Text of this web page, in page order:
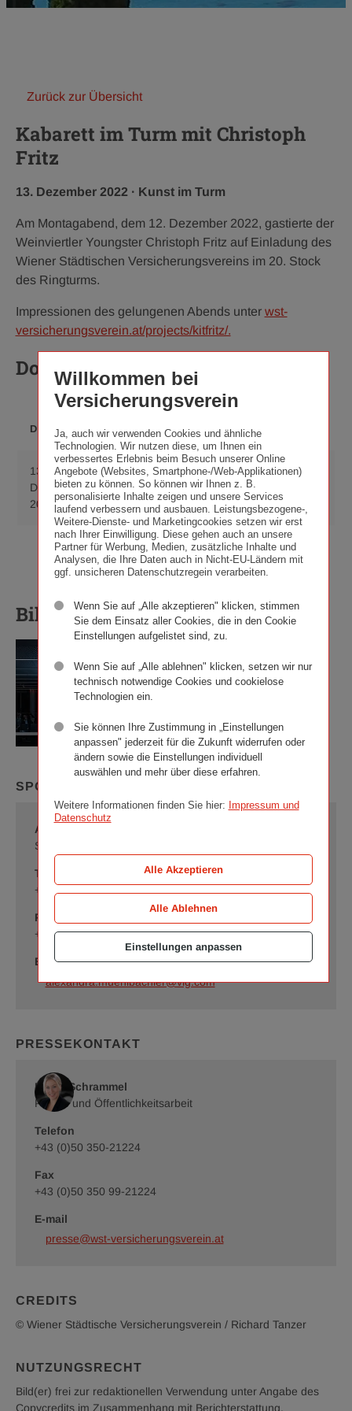
Zurück zur Übersicht
Kabarett im Turm mit Christoph
Fritz
Veröffentlichungsdatum:
13. Dezember 2022 · Kategorie:
Kunst im Turm
Am Montagabend, dem 12. Dezember 2022, gastierte der
Weinviertler Youngster Christoph Fritz auf Einladung des
Wiener Städtischen Versicherungsvereins im 20. Stock
des Ringturms.
Impressionen des gelungenen Abends unter wst-
versicherungsverein.at/projects/kitfritz/.
Downloads
DATUM BESCHREIBUNG
FORMAT
13.
Dezember
2022
Kabarett im Turm
mit Christoph Fritz
PDF
(143 KB)
im
mit
Bildergalerie
ZIP
(707 KB)
Download
Bildergalerie
v.l.
Kanta
(Vorstandsdirektorin
Städtische
Versicherungsverein)
Kabarettist
Wiener
Versicherungsverein
Richard
SPONSORING
Alexandra Mühlbachler
Sponsoring
Telefon
+43 (0)50 390-21118
Fax
+43 (0)50 390 99-21118
E-mail
alexandra.muehlbachler@vig.com
PRESSEKONTAKT
Romy Schrammel
Presse und Öffentlichkeitsarbeit
Telefon
+43 (0)50 350-21224
Fax
+43 (0)50 350 99-21224
E-mail
presse@wst-versicherungsverein.at
CREDITS
© Wiener Städtische Versicherungsverein / Richard Tanzer
NUTZUNGSRECHT
Bild(er) frei zur redaktionellen Verwendung unter Angabe des
Copycredits im Zusammenhang mit Berichterstattung.
Willkommen bei
Versicherungsverein
Ja, auch wir verwenden Cookies und ähnliche
Technologien. Wir nutzen diese, um Ihnen ein
verbessertes Erlebnis beim Besuch unserer Online
Angebote (Websites, Smartphone-/Web-Applikationen)
bieten zu können. So können wir Ihnen z. B.
personalisierte Inhalte zeigen und unsere Services
laufend verbessern und ausbauen. Leistungsbezogene-,
Weitere-Dienste- und Marketingcookies setzen wir erst
nach Ihrer Einwilligung. Diese gehen auch an unsere
Partner für Werbung, Medien, zusätzliche Inhalte und
Analysen, die Ihre Daten auch in Nicht-EU-Ländern mit
ggf. unsicheren Datenschutzregein verarbeiten.
Wenn Sie auf „Alle akzeptieren" klicken, stimmen
Sie dem Einsatz aller Cookies, die in den Cookie
Einstellungen aufgelistet sind, zu.
Wenn Sie auf „Alle ablehnen" klicken, setzen wir nur
technisch notwendige Cookies und cookielose
Technologien ein.
Sie können Ihre Zustimmung in „Einstellungen
anpassen" jederzeit für die Zukunft widerrufen oder
ändern sowie die Einstellungen individuell
auswählen und mehr über diese erfahren.
Weitere Informationen finden Sie hier: Impressum und
Datenschutz
Einstellungen anpassen
Alle Ablehnen
Alle Akzeptieren